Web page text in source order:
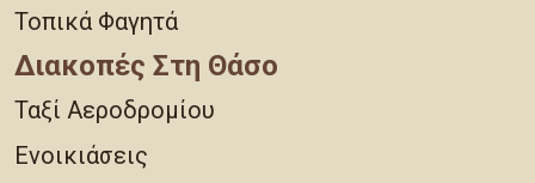
Τοπικά Φαγητά
Διακοπές Στη Θάσο
Ταξί Αεροδρομίου
Ενοικιάσεις